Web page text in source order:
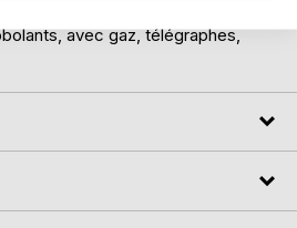
avec gaz, télégraphes,